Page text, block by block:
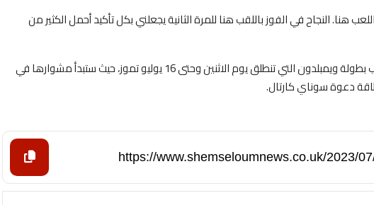
هنا. النجاح في الفوز باللقب هنا للمرة الثانية يجعلني بكل تأكيد أحمل الكثير من
وسينصب تركيز كيز، المصنفة 25، على لقب بطولة ويمبلدون التي تنطلق يوم الاثنين وحتى 16 يوليو تموز، حيث ستبدأ مشوارها في
دعوة سوناي كارتال.